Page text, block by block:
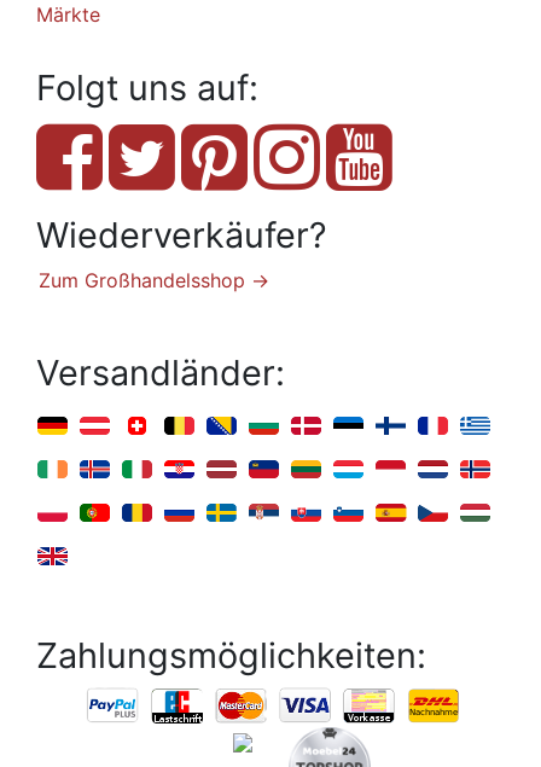
Märkte
Folgt uns auf:
Wiederverkäufer?
Zum Großhandelsshop →
Versandländer:
Zahlungsmöglichkeiten: